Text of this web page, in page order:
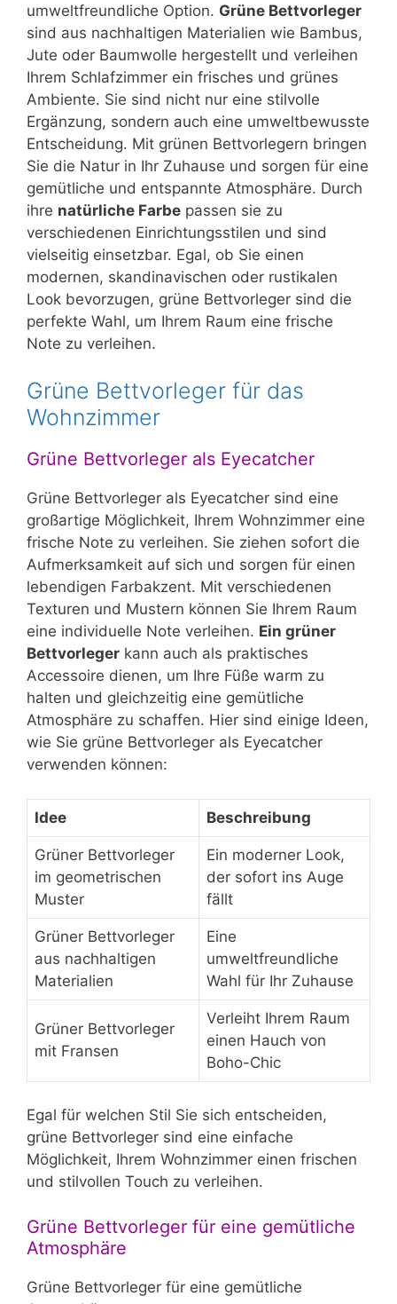
umweltfreundliche Option. Grüne Bettvorleger
sind aus nachhaltigen Materialien wie Bambus,
Jute oder Baumwolle hergestellt und verleihen
Ihrem Schlafzimmer ein frisches und grünes
Ambiente. Sie sind nicht nur eine stilvolle
Ergänzung, sondern auch eine umweltbewusste
Entscheidung. Mit grünen Bettvorlegern bringen
Sie die Natur in Ihr Zuhause und sorgen für eine
gemütliche und entspannte Atmosphäre. Durch
ihre natürliche Farbe passen sie zu
verschiedenen Einrichtungsstilen und sind
vielseitig einsetzbar. Egal, ob Sie einen
modernen, skandinavischen oder rustikalen
Look bevorzugen, grüne Bettvorleger sind die
perfekte Wahl, um Ihrem Raum eine frische
Note zu verleihen.
Grüne Bettvorleger für das
Wohnzimmer
Grüne Bettvorleger als Eyecatcher
Grüne Bettvorleger als Eyecatcher sind eine
großartige Möglichkeit, Ihrem Wohnzimmer eine
frische Note zu verleihen. Sie ziehen sofort die
Aufmerksamkeit auf sich und sorgen für einen
lebendigen Farbakzent. Mit verschiedenen
Texturen und Mustern können Sie Ihrem Raum
eine individuelle Note verleihen. Ein grüner
Bettvorleger kann auch als praktisches
Accessoire dienen, um Ihre Füße warm zu
halten und gleichzeitig eine gemütliche
Atmosphäre zu schaffen. Hier sind einige Ideen,
wie Sie grüne Bettvorleger als Eyecatcher
verwenden können:
Idee Beschreibung
Grüner Bettvorleger
im geometrischen
Muster
Ein moderner Look,
der sofort ins Auge
fällt
Grüner Bettvorleger
aus nachhaltigen
Materialien
Eine
umweltfreundliche
Wahl für Ihr Zuhause
Grüner Bettvorleger
mit Fransen
Verleiht Ihrem Raum
einen Hauch von
Boho-Chic
Egal für welchen Stil Sie sich entscheiden,
grüne Bettvorleger sind eine einfache
Möglichkeit, Ihrem Wohnzimmer einen frischen
und stilvollen Touch zu verleihen.
Grüne Bettvorleger für eine gemütliche
Atmosphäre
Grüne Bettvorleger für eine gemütliche